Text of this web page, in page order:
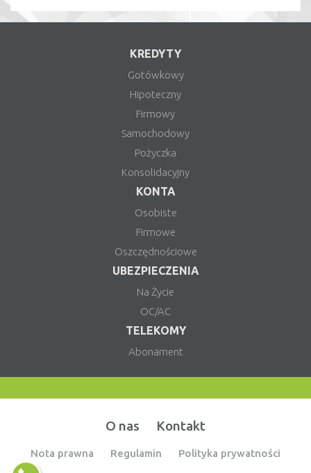
KREDYTY
Gotówkowy
Hipoteczny
Firmowy
Samochodowy
Pożyczka
Konsolidacyjny
KONTA
Osobiste
Firmowe
Oszczędnościowe
UBEZPIECZENIA
Na Życie
OC/AC
TELEKOMY
Abonament
O nas Kontakt
Nota prawna Regulamin Polityka prywatności